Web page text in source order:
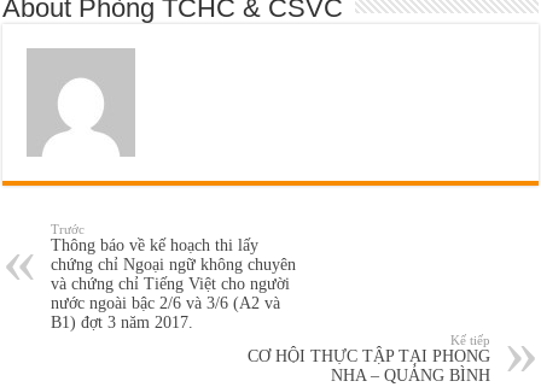
About Phòng TCHC & CSVC
Trước
Thông báo về kế hoạch thi lấy
chứng chỉ Ngoại ngữ không chuyên
và chứng chỉ Tiếng Việt cho người
nước ngoài bậc 2/6 và 3/6 (A2 và
B1) đợt 3 năm 2017.
Kế tiếp
CƠ HỘI THỰC TẬP TẠI PHONG
NHA – QUẢNG BÌNH